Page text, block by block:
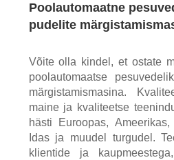
Poolautomaatne
pudelite
Võite olla kindel, et ostate
poolautomaatse
märgistamismasina.
maine ja kvaliteetse
hästi Euroopas,
Idas ja muudel turgudel.
klientide ja